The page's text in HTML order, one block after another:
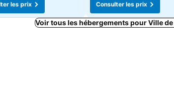
les prix
Consulter les prix
Voir tous les hébergements pour Ville